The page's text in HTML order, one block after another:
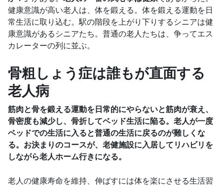
健康意識が高い老人は、体を鍛える。体を鍛える運動を日
常生活に取り込む。駅の階段を上がり下りするシニアは健
康意識があるシニアたち。普通の老人たちは、争ってエス
カレーターの列に並ぶ。
骨粗しょう症は誰もが直面する
老人病
筋肉と骨を鍛える運動を日常的にやらないと筋肉が衰え、
骨密度も減少し、骨折してベッド生活に陥る。老人が一度
ベッドでの生活に入ると普通の生活に戻るのが難しくな
る。お決まりのコースが、老健施設に入居してリハビリを
しながら老人ホーム行きになる。
老人の健康寿命を維持、伸ばすには体を楽にさせる生活習